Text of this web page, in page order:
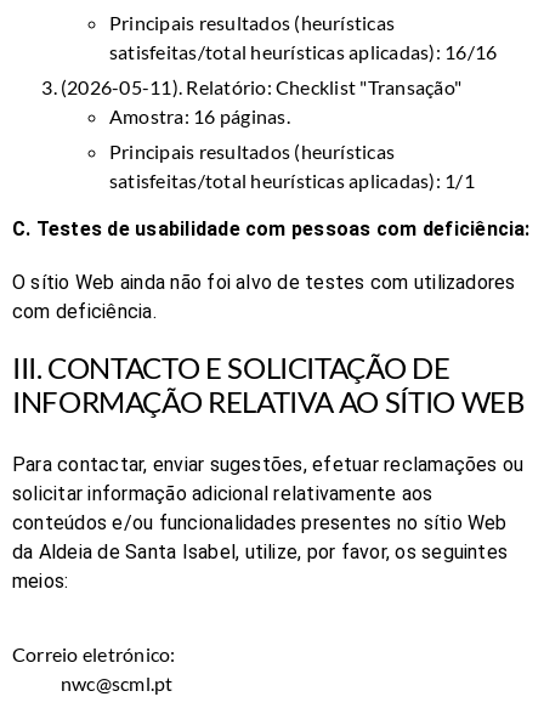
Principais resultados (heurísticas
satisfeitas/total heurísticas aplicadas): 16/16
(2026-05-11). Relatório:Checklist "Transação"
Amostra: 16 páginas.
Principais resultados (heurísticas
satisfeitas/total heurísticas aplicadas): 1/1
C. Testes de usabilidade com pessoas com deficiência:
O sítio Web ainda não foi alvo de testes com utilizadores
com deficiência.
III. CONTACTO E SOLICITAÇÃO DE
INFORMAÇÃO RELATIVAAO SÍTIO WEB
Para contactar, enviar sugestões, efetuar reclamações ou
solicitar informação adicional relativamente aos
conteúdos e/ou funcionalidades presentes no sítio Web
da Aldeia de Santa Isabel, utilize, por favor, os seguintes
meios:
Correio eletrónico:
nwc@scml.pt